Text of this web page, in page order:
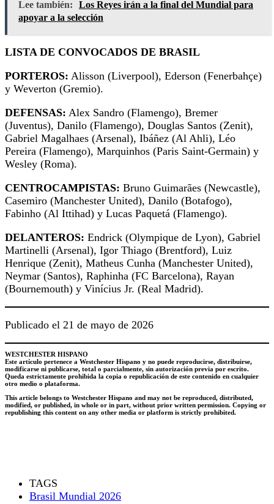
Lee también:
Los Reyes irán a la final del Mundial para
apoyar a la selección
LISTA DE CONVOCADOS DE BRASIL
PORTEROS: Alisson (Liverpool), Ederson (Fenerbahçe)
y Weverton (Gremio).
DEFENSAS: Alex Sandro (Flamengo), Bremer
(Juventus), Danilo (Flamengo), Douglas Santos (Zenit),
Gabriel Magalhaes (Arsenal), Ibáñez (Al Ahli), Léo
Pereira (Flamengo), Marquinhos (Paris Saint-Germain) y
Wesley (Roma).
CENTROCAMPISTAS: Bruno Guimarães (Newcastle),
Casemiro (Manchester United), Danilo (Botafogo),
Fabinho (Al Ittihad) y Lucas Paquetá (Flamengo).
DELANTEROS: Endrick (Olympique de Lyon), Gabriel
Martinelli (Arsenal), Igor Thiago (Brentford), Luiz
Henrique (Zenit), Matheus Cunha (Manchester United),
Neymar (Santos), Raphinha (FC Barcelona), Rayan
(Bournemouth) y Vinícius Jr. (Real Madrid).
Publicado el 21 de mayo de 2026
WESTCHESTER HISPANO
Este artículo pertenece a Westchester Hispano y no puede reproducirse, distribuirse,
modificarse ni publicarse, total o parcialmente, sin autorización previa por escrito.
Queda estrictamente prohibida la copia o republicación de este contenido en cualquier
otro medio o plataforma.
This article belongs to Westchester Hispano and may not be reproduced, distributed,
modified, or published, in whole or in part, without prior written permission. Copying or
republishing this content on any other media or platform is strictly prohibited.
TAGS
Brasil Mundial 2026